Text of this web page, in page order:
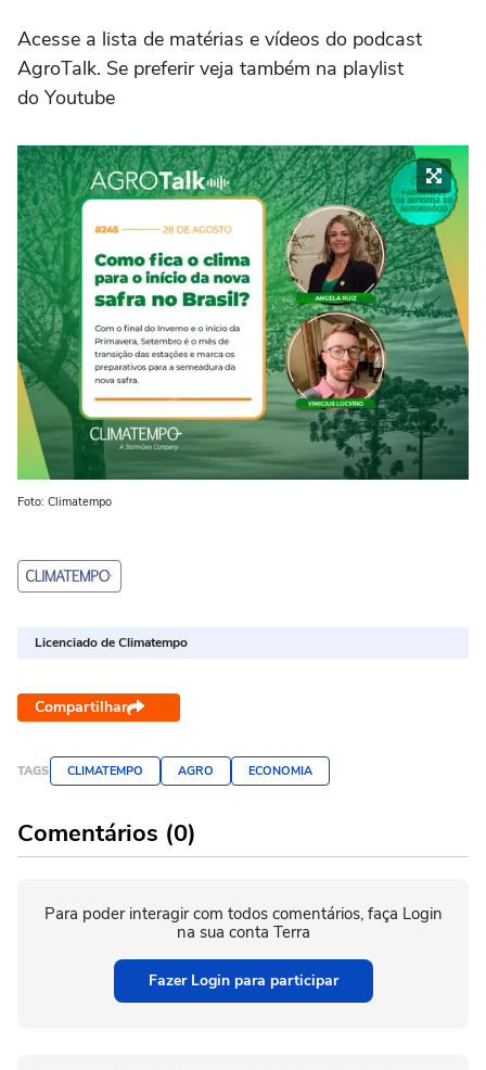
Acesse a lista de matérias e vídeos do podcast
AgroTalk. Se preferir veja também na playlist
do Youtube
Foto: Climatempo
Licenciado de Climatempo
Compartilhar
TAGS CLIMATEMPO AGRO ECONOMIA
Comentários (0)
Para poder interagir com todos comentários, faça Login
na sua conta Terra
Fazer Login para participar